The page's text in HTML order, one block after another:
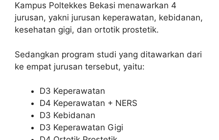
Kampus Poltekkes Bekasi menawarkan 4
jurusan, yakni jurusan keperawatan, kebidanan,
kesehatan gigi, dan ortotik prostetik.
Sedangkan program studi yang ditawarkan dari
ke empat jurusan tersebut, yaitu:
D3 Keperawatan
D4 Keperawatan + NERS
D3 Kebidanan
D3 Keperawatan Gigi